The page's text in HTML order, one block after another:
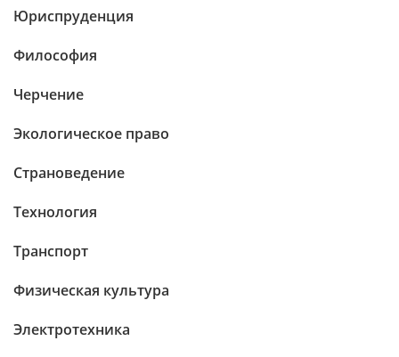
Юриспруденция
Философия
Черчение
Экологическое право
Страноведение
Технология
Транспорт
Физическая культура
Электротехника